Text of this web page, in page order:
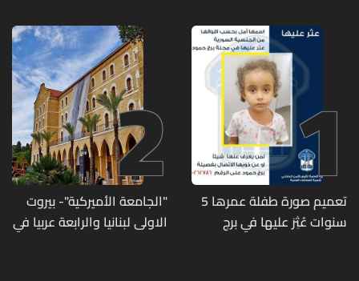
1
تعميم صورة طفلة عمرها 5
سنوات عُثِرَ عليها في برج
2
"الجامعة الأميركية"- بيروت
الاولى لبنانيا والرابعة عربيا في